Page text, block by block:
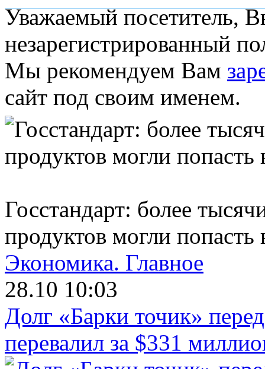
Уважаемый посетитель,
незарегистрированный
Мы рекомендуем Вам
сайт под своим именем.
Госстандарт: более
продуктов могли попасть
Экономика. Главное
28.10 10:03
Долг «Барки точик»
перевалил за $331